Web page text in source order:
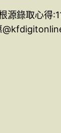
源錄取心得